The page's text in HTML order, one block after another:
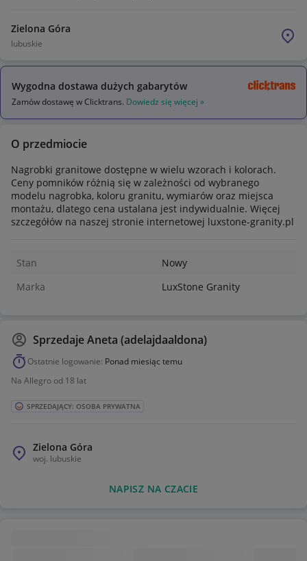
Zielona Góra
lubuskie
Wygodna dostawa dużych gabarytów
Zamów dostawę w Clicktrans. Dowiedz się więcej »
O przedmiocie
Nagrobki granitowe dostępne w wielu wzorach i kolorach.
Ceny pomników różnią się w zależności od wybranego
modelu nagrobka, koloru granitu, wymiarów oraz miejsca
montażu, dlatego cena ustalana jest indywidualnie. Więcej
szczegółów na naszej stronie internetowej luxstone-granity.pl
Stan
Nowy
Marka
LuxStone Granity
SprzedajeAneta (adelajdaaldona)
Ostatnie logowanie: Ponad miesiąc temu
Na Allegro od 18 lat
SPRZEDAJĄCY: OSOBA PRYWATNA
Zielona Góra
woj. lubuskie
NAPISZ NA CZACIE